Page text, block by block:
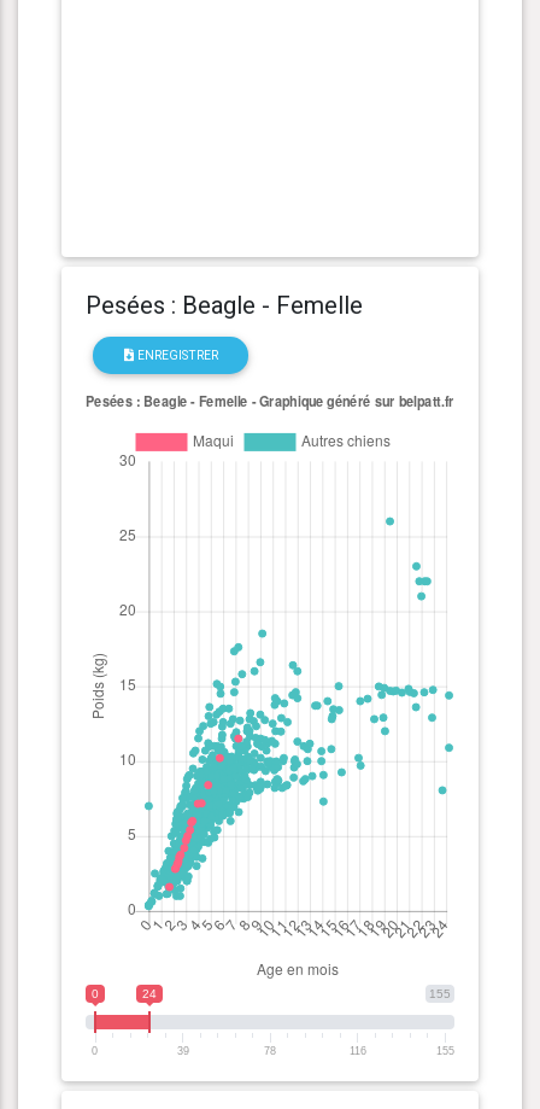
Pesées : Beagle - Femelle
ENREGISTRER
155
0 24
0 39 78 116 155